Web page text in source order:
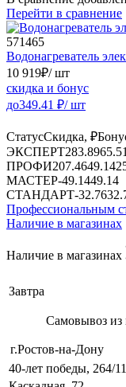
Перейти в сравнение
571465
Водонагреватель
10 919₽/ шт
скидка и бонус
до349.41 ₽/ шт
СтатусСкидка, ₽
ЭКСПЕРТ283.8965.51
ПРОФИ207.4649.14
МАСТЕР-49.1449.14
СТАНДАРТ-32.76
Профессиональным
Наличие в магазинах
Наличие в магазинах
Завтра
Самовывоз из
г.Ростов-на-Дону
40-лет победы, 264/